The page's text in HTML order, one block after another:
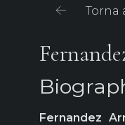
Torna
Fernandez